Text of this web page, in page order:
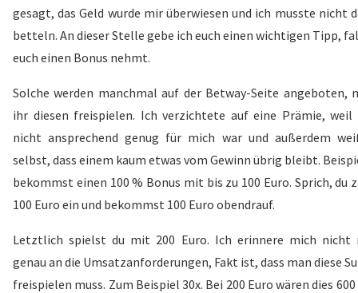
gesagt, das Geld wurde mir überwiesen und ich musste nicht
betteln. An dieser Stelle gebe ich euch einen wichtigen Tipp,
euch einen Bonus nehmt.
Solche werden manchmal auf der Betway-Seite angeboten,
ihr diesen freispielen. Ich verzichtete auf eine Prämie, weil
nicht ansprechend genug für mich war und außerdem
selbst, dass einem kaum etwas vom Gewinn übrig bleibt.
bekommst einen 100 % Bonus mit bis zu 100 Euro. Sprich, du
100 Euro ein und bekommst 100 Euro obendrauf.
Letztlich spielst du mit 200 Euro. Ich erinnere mich nicht
genau an die Umsatzanforderungen, Fakt ist, dass man diese
freispielen muss. Zum Beispiel 30x. Bei 200 Euro wären dies 600